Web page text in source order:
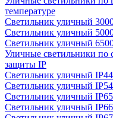
температуре
Cветильник уличный
Cветильник уличный
Cветильник уличный
Уличные светильники по
защиты IP
Светильник уличный IP44
Светильник уличный IP54
Светильник уличный IP65
Светильник уличный IP66